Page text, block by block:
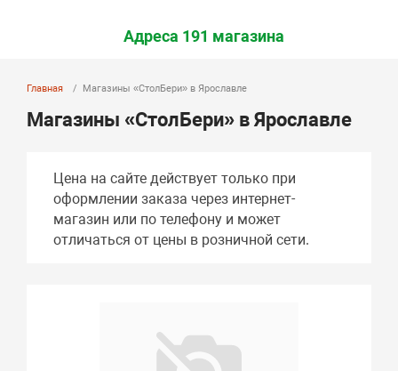
Адреса 191 магазина
Главная Магазины «СтолБери» в Ярославле
Магазины «СтолБери» в Ярославле
Цена на сайте действует только при
оформлении заказа через интернет-
магазин или по телефону и может
отличаться от цены в розничной сети.